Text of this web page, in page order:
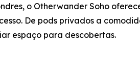
o Otherwander Soho
De pods privados a
espaço para descobertas.